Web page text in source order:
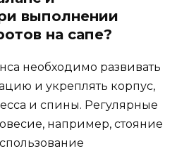
выполнении
на сапе?
необходимо развивать
и укреплять корпус,
и спины. Регулярные
например, стояние